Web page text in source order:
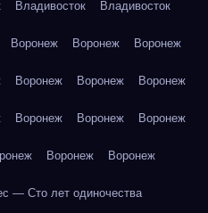
Владивосток Владивосток
Воронеж Воронеж Воронеж
Воронеж Воронеж Воронеж
Воронеж Воронеж Воронеж
Воронеж Воронеж
— Сто лет одиночества